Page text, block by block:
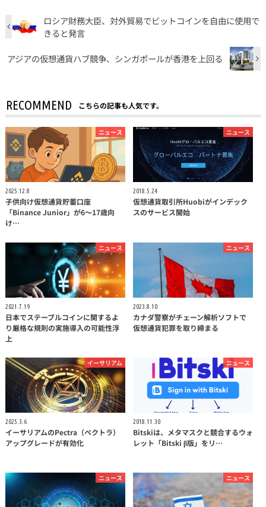
ロシア財務大臣、対外貿易でビットコインを自由に使用で
きると発言
アジアの仮想通貨ハブ競争、シンガポールが香港を上回る
RECOMMEND こちらの記事も人気です。
ニュース
2025.12.8
子供向け仮想通貨貯蓄口座
「Binance Junior」が6〜17歳向
け…
ニュース
2018.5.24
仮想通貨取引所Huobiがインデック
スのサービス開始
ニュース
2021.7.19
日本でステーブルコインに関するよ
り厳格な規則の実施導入の可能性浮
上
ニュース
2023.8.10
カナダ警察がチェーン解析ソフトで
仮想通貨犯罪を取り締まる
イーサリアム
2025.3.6
イーサリアムのPectra（ペクトラ）
アップグレードが有効化
ニュース
2018.11.30
Bitskiは、メタマスクと競合するウォ
レット「Bitski β版」をリ…
ニュース ニュース